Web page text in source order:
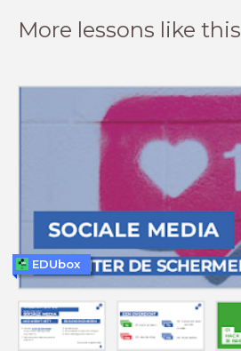
More lessons like this
EDUbox